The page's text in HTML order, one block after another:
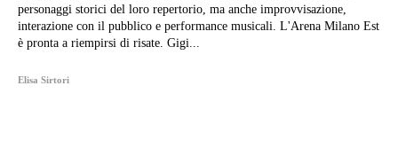
personaggi storici del loro repertorio, ma anche improvvisazione,
interazione con il pubblico e performance musicali. L'Arena Milano Est
è pronta a riempirsi di risate. Gigi...
Elisa Sirtori